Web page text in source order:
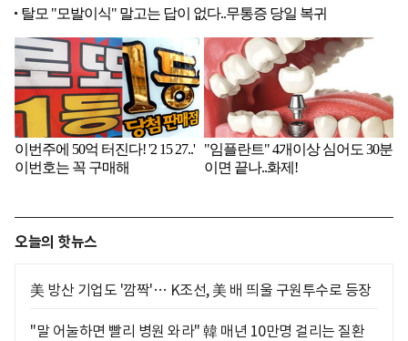
오늘의 핫뉴스
美 방산 기업도 '깜짝'… K조선, 美 배 띄울 구원투수로 등장
"말 어눌하면 빨리 병원 와라" 韓 매년 10만명 걸리는 질환